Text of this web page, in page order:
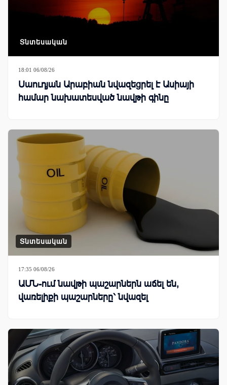
Տնտեսական
18:01 06/08/26
Սաուդյան Արաբիան նվազեցրել է Ասիայի
համար նախատեսված նավթի գինը
Տնտեսական
17:35 06/08/26
ԱՄՆ-ում նավթի պաշարներն աճել են,
վառելիքի պաշարները՝ նվազել